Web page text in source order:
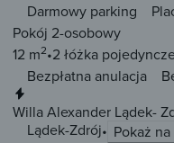
Darmowy parking
Pokój 2-osobowy
12 m2 2 łóżka
Bezpłatna anulacja
Willa Alexander Lądek-
Lądek-Zdrój
Pokaż